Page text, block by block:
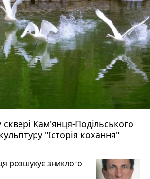
"Історія кохання"
розшукує зниклого